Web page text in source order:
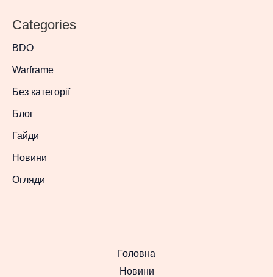
Categories
BDO
Warframe
Без категорії
Блог
Гайди
Новини
Огляди
Головна
Новини